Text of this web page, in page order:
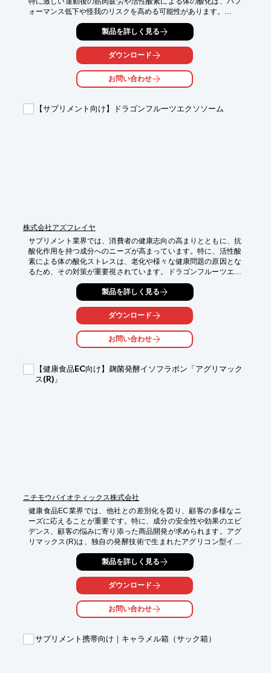
ォーマンス低下や怪我のリスクを高める可能性があります。
当製品は、国内唯一の純日本製。
その高い技術で高濃度水素を生成し、疲労回復の促進やパフォー
マンスの維持・向上をサポートします。
【活用シーン（例）】
・トレーニング後の疲労回復
・試合後のリカバリー
【期待できる効果】
＜国内唯一！開発から製造まですべてが日本製＞
当製品は、研究者自らが開発・設計・アフターフォローまで担
当。
全工程が国内完結の純日本製ですので、安心して長くお使いいた
製品を詳しく見る
ダウンロード
お問い合わせ
【サプリメント向け】ドラゴンフルーツエクソソーム
株式会社アズフレイヤ
サプリメント業界では、消費者の健康志向の高まりとともに、抗
酸化作用を持つ成分へのニーズが高まっています。特に、活性酸
素による体の酸化ストレスは、老化や様々な健康問題の原因とな
るため、その対策が重要視されています。ドラゴンフルーツエク
ソソームは、抗酸化作用を持つ成分として、サプリメントへの配
【活用シーン】
・抗酸化サプリメント
・エイジングケアサプリメント
・健康維持サプリメント
・抗酸化作用による健康維持
・アンチエイジング効果
製品を詳しく見る
ダウンロード
お問い合わせ
【健康食品EC向け】麹菌発酵イソフラボン「アグリマック
ス(R)」
ニチモウバイオティックス株式会社
健康食品EC業界では、他社との差別化を図り、顧客の多様なニ
ーズに応えることが重要です。特に、成分の安全性や効果のエビ
デンス、顧客の悩みに寄り添った商品開発が求められます。アグ
リマックス(R)は、独自の発酵技術で生まれたアグリコン型イソ
フラボンであり、更年期症状、妊活、男性向けなど、幅広い層に
向けたデータが豊富です。安全性が高く、多様なニーズに対応で
きる点が、貴社のECサイトでの差別化に貢献します。
【活用シーン】
・更年期症状に悩む女性向けサプリメント
・妊活中の女性向けサプリメント
【導入の効果】
製品を詳しく見る
ダウンロード
お問い合わせ
サプリメント携帯向け｜キャラメル箱（サック箱）